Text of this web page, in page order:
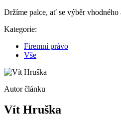
Držíme palce, ať se výběr vhodného
Kategorie:
Firemní právo
Vše
Autor článku
Vít Hruška